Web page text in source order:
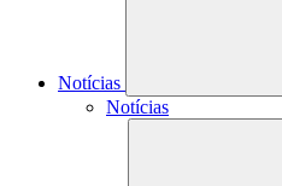
Notícias
Notícias